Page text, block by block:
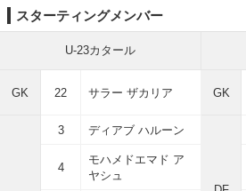
スターティングメンバー
U-23カタール
GK 22 サラー ザカリア GK
3 ディアブ ハルーン
4
モハメドエマド ア
ヤシュ